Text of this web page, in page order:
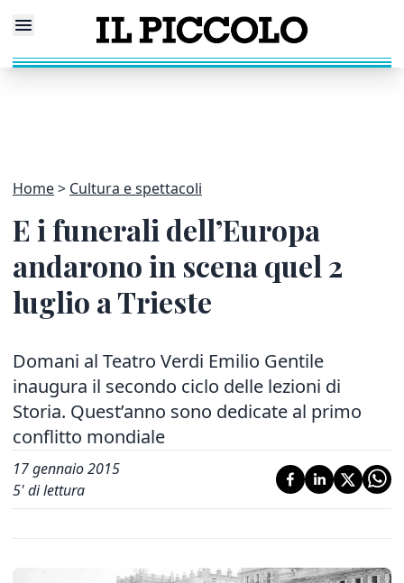
Home Cultura e spettacoli
E i funerali dell’Europa
andarono in scena quel 2
luglio a Trieste
Domani al Teatro Verdi Emilio Gentile
inaugura il secondo ciclo delle lezioni di
Storia. Quest’anno sono dedicate al primo
conflitto mondiale
17 gennaio 2015
5' di lettura